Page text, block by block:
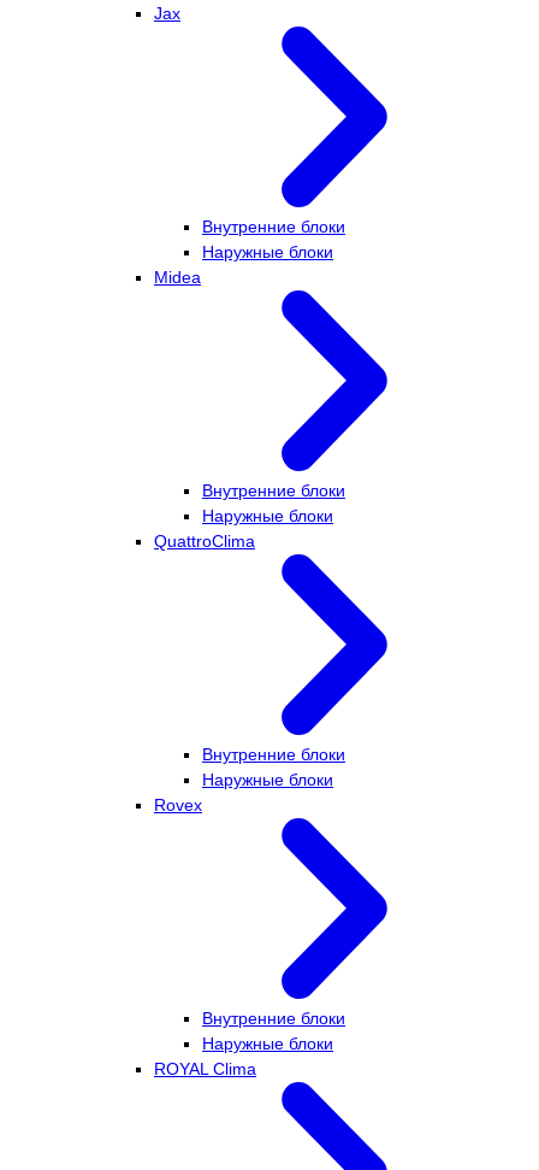
Jax
Внутренние блоки
Наружные блоки
Midea
Внутренние блоки
Наружные блоки
QuattroClima
Внутренние блоки
Наружные блоки
Rovex
Внутренние блоки
Наружные блоки
ROYAL Clima